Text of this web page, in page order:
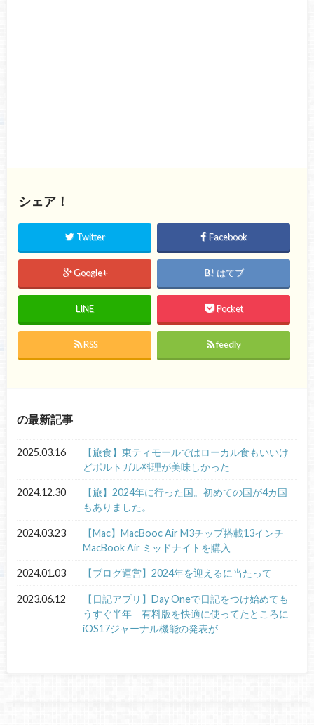
シェア！
Twitter Facebook
Google+ はてブ
LINE Pocket
RSS feedly
の最新記事
2025.03.16
【旅食】東ティモールではローカル食もいいけ
どポルトガル料理が美味しかった
2024.12.30
【旅】2024年に行った国。初めての国が4カ国
もありました。
2024.03.23
【Mac】MacBooc Air M3チップ搭載13インチ
MacBook Air ミッドナイトを購入
2024.01.03 【ブログ運営】2024年を迎えるに当たって
2023.06.12
【日記アプリ】Day Oneで日記をつけ始めても
うすぐ半年 有料版を快適に使ってたところに
iOS17ジャーナル機能の発表が